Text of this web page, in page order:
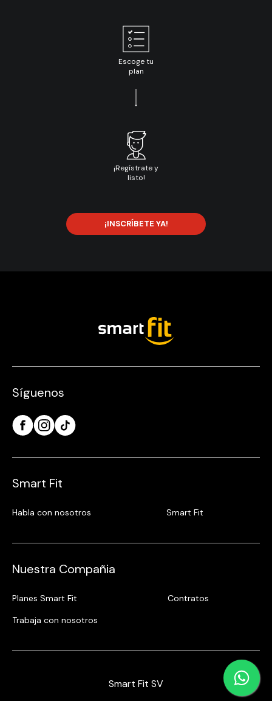
Escoge tu
plan
¡Regístrate y
listo!
¡INSCRÍBETE YA!
Síguenos
Smart Fit
Habla con nosotros Smart Fit
Nuestra Compañia
Planes Smart Fit
Contratos
Trabaja con nosotros
Smart Fit SV